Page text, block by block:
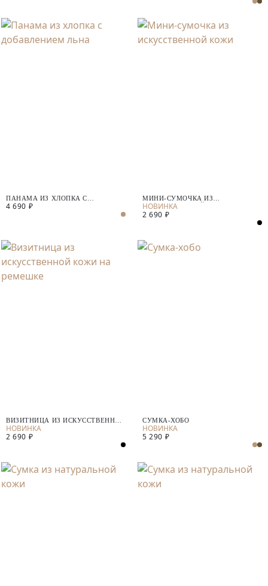
ПАНАМА ИЗ ХЛОПКА С
ДОБАВЛЕНИЕМ ЛЬНА
4 690 ₽
МИНИ-СУМОЧКА ИЗ
ИСКУССТВЕННОЙ КОЖИ
2 690 ₽
ВИЗИТНИЦА ИЗ ИСКУССТВЕННОЙ
КОЖИ НА РЕМЕШКЕ
2 690 ₽
СУМКА-ХОБО
5 290 ₽